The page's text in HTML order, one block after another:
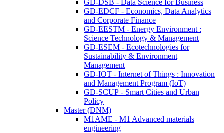
GD-DSB - Data Science for Business
GD-EDCF - Economics, Data Analytics
and Corporate Finance
GD-EESTM - Energy Environment :
Science Technology & Management
GD-ESEM - Ecotechnologies for
Sustainability & Environment
Management
GD-IOT - Internet of Things : Innovation
and Management Program (IoT)
GD-SCUP - Smart Cities and Urban
Policy
Master (DNM)
M1AME - M1 Advanced materials
engineering